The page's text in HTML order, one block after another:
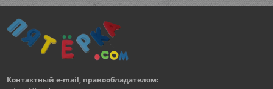
Контактный e-mail, правообладателям: